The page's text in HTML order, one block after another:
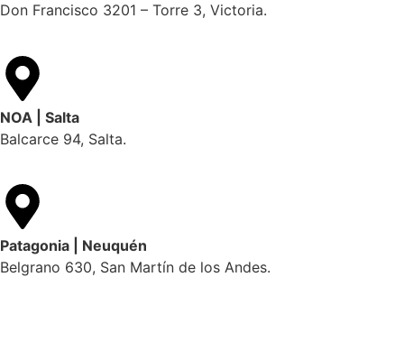
Don Francisco 3201 – Torre 3, Victoria.
NOA | Salta
Balcarce 94, Salta.
Patagonia | Neuquén
Belgrano 630, San Martín de los Andes.